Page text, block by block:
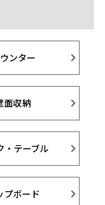
ンター
面収納
・テーブル
プボード